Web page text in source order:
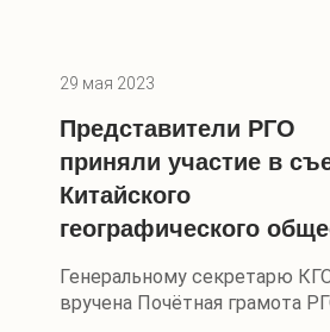
29 мая 2023
Представители РГО
приняли участие в
Китайского
географического
Генеральному секретарю
вручена Почётная грамота